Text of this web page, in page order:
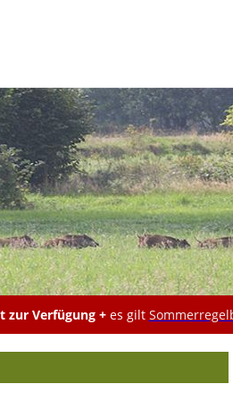
zur Verfügung + es gilt